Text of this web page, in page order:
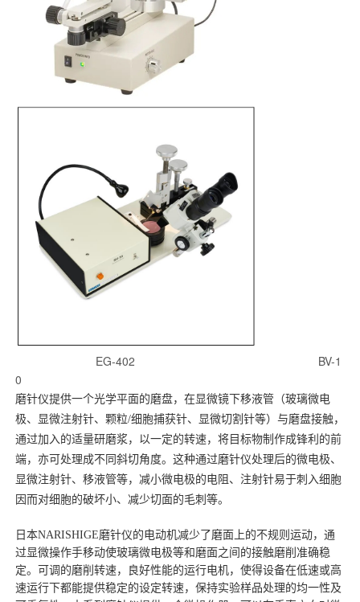
EG-402 BV-1
0
磨针仪提供一个光学平面的磨盘，在显微镜下移液管（玻璃微电
极、显微注射针、颗粒/细胞捕获针、显微切割针等）与磨盘接触，
通过加入的适量研磨浆，以一定的转速，将目标物制作成锋利的前
端，亦可处理成不同斜切角度。这种通过磨针仪处理后的微电极、
显微注射针、移液管等，减小微电极的电阻、注射针易于刺入细胞
因而对细胞的破坏小、减少切面的毛刺等。
日本NARISHIGE磨针仪的电动机减少了磨面上的不规则运动，通
过显微操作手移动使玻璃微电极等和磨面之间的接触磨削准确稳
定。可调的磨削转速，良好性能的运行电机，使得设备在低速或高
速运行下都能提供稳定的设定转速，保持实验样品处理的均一性及